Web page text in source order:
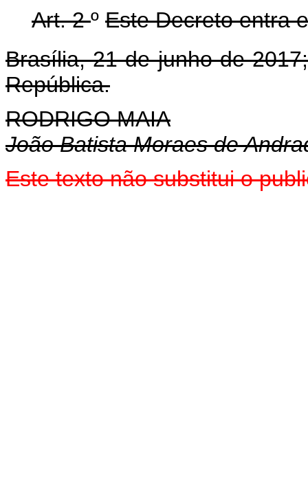
Art. 2º Este Decreto entra
Brasília, 21 de junho de
República.
RODRIGO MAIA
João Batista Moraes de
Este texto não substitui o